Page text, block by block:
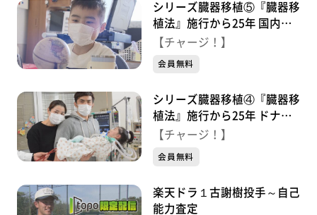
シリーズ臓器移植⑤『臓器移
植法』施行から25年 国内で3
年半 心臓移植を待つ少年
【チャージ！】
会員無料
シリーズ臓器移植④『臓器移
植法』施行から25年 ドナー
になった娘 決断した家族の
【チャージ！】
会員無料
楽天ドラ１古謝樹投手～自己
能力査定